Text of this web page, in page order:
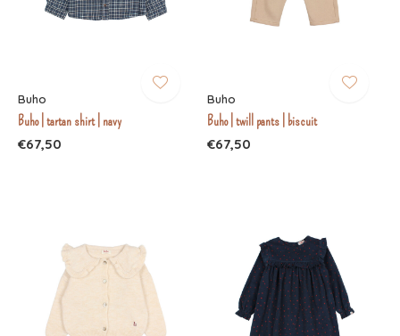
Buho
Buho | tartan shirt | navy
€67,50
Buho
Buho | twill pants | biscuit
€67,50